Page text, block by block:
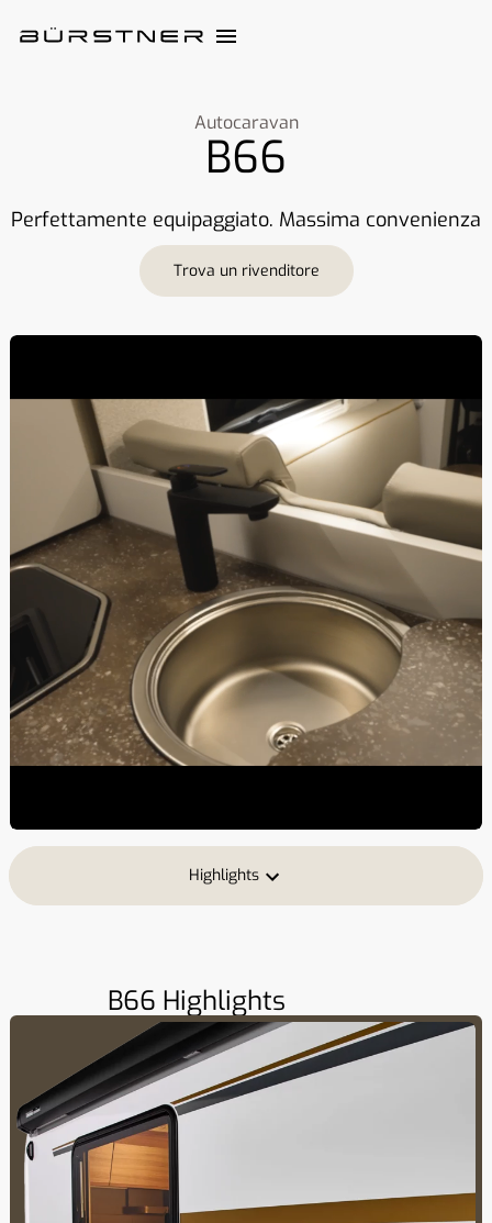
Autocaravan
B66
Perfettamente equipaggiato. Massima convenienza
Trova un rivenditore
Highlights
B66 Highlights